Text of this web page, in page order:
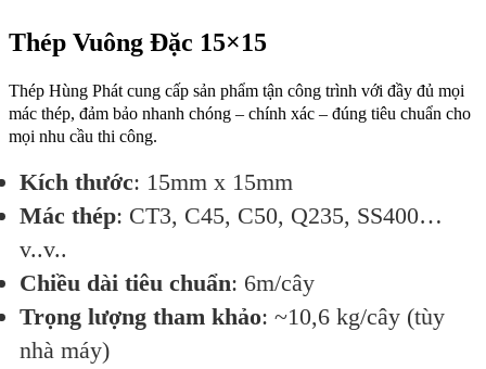
Thép Vuông Đặc 15×15
Thép Hùng Phát cung cấp sản phẩm tận công trình với đầy đủ mọi
mác thép, đảm bảo nhanh chóng – chính xác – đúng tiêu chuẩn cho
mọi nhu cầu thi công.
Kích thước: 15mm x 15mm
Mác thép: CT3, C45, C50, Q235, SS400…
v..v..
Chiều dài tiêu chuẩn: 6m/cây
Trọng lượng tham khảo: ~10,6 kg/cây (tùy
nhà máy)